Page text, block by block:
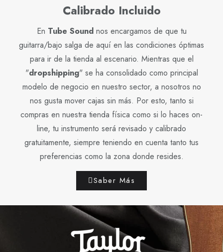
Calibrado Incluido
En Tube Soundnos encargamos de que tu
guitarra/bajo salga de aquí en las condiciones óptimas
para ir de la tienda al escenario. Mientras que el
"dropshipping" se ha consolidado como principal
modelo de negocio en nuestro sector, a nosotros no
nos gusta mover cajas sin más. Por esto, tanto si
compras en nuestra tienda física como si lo haces on-
line, tu instrumento será revisado y calibrado
gratuitamente, siempre teniendo en cuenta tanto tus
preferencias como la zona donde resides.
Saber Más